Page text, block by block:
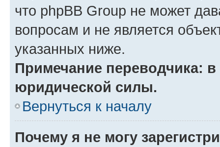
что phpBB Group не может
вопросам и не является
указанных ниже.
Примечание переводчика:
юридической силы.
Вернуться к началу
Почему я не могу